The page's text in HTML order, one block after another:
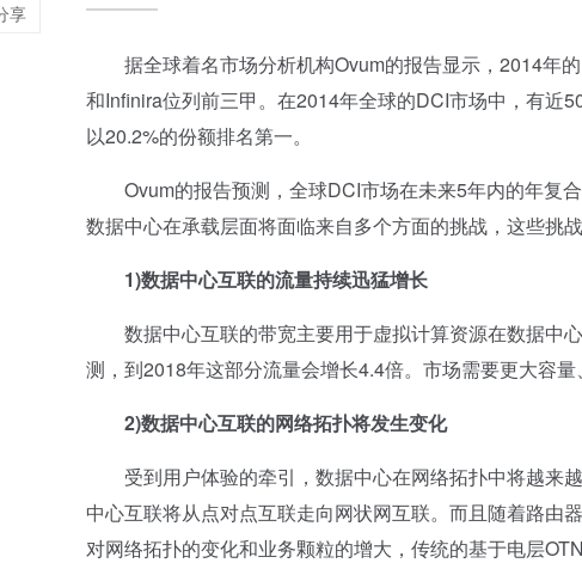
据全球着名市场分析机构Ovum的报告显示，2014年
和Infinira位列前三甲。在2014年全球的DCI市场中，有近
以20.2%的份额排名第一。
Ovum的报告预测，全球DCI市场在未来5年内的年复
数据中心在承载层面将面临来自多个方面的挑战，这些挑
1)数据中心互联的流量持续迅猛增长
数据中心互联的带宽主要用于虚拟计算资源在数据中
测，到2018年这部分流量会增长4.4倍。市场需要更大容
2)数据中心互联的网络拓扑将发生变化
受到用户体验的牵引，数据中心在网络拓扑中将越来
中心互联将从点对点互联走向网状网互联。而且随着路由
对网络拓扑的变化和业务颗粒的增大，传统的基于电层
享